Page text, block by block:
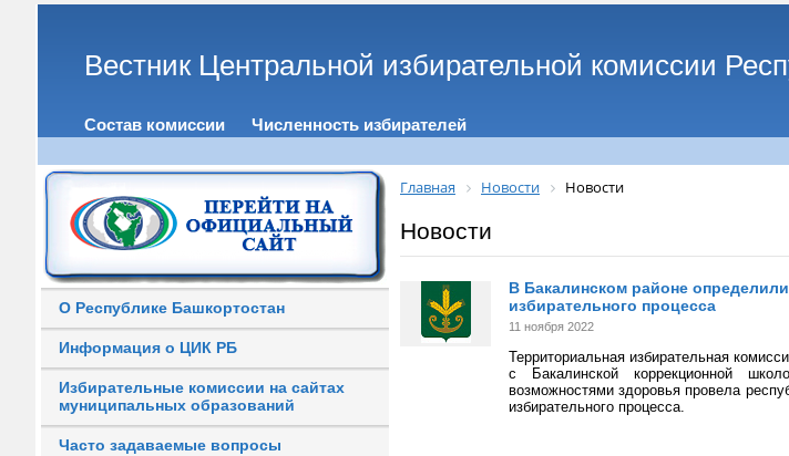
Вестник Центральной избирательной комиссии
Состав комиссии Численность избирателей
О Республике Башкортостан
Информация о ЦИК РБ
Избирательные комиссии на сайтах
муниципальных образований
Часто задаваемые вопросы
Главная Новости Новости
Новости
В Бакалинском районе
избирательного процесса
11 ноября 2022
Территориальная избирательная
с Бакалинской коррекционной
возможностями здоровья провела
избирательного процесса.